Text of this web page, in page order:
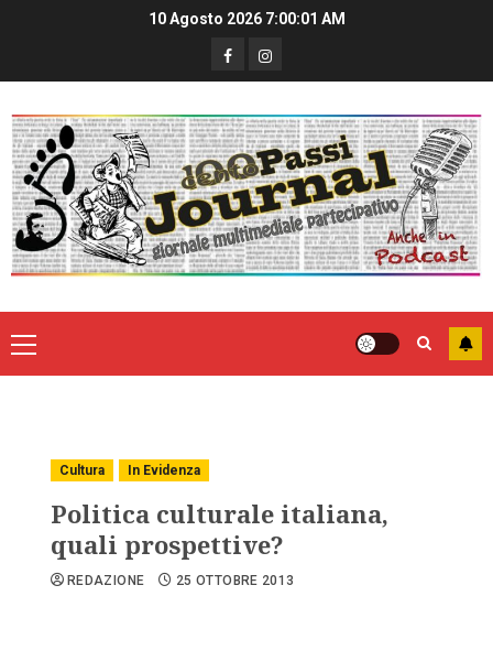
10 Agosto 2026 7:00:02 AM
Cultura In Evidenza
Politica culturale italiana,
quali prospettive?
REDAZIONE 25 OTTOBRE 2013